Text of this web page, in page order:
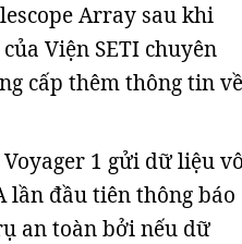
Array sau khi
Viện SETI chuyên
cấp thêm thông tin về
1 gửi dữ liệu vô
lần đầu tiên thông báo
an toàn bởi nếu dữ